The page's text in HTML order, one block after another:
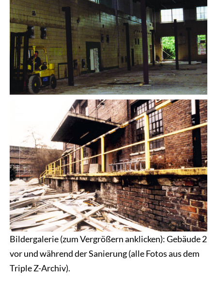
Bildergalerie (zum Vergrößern anklicken): Gebäude 2
vor und während der Sanierung (alle Fotos aus dem
Triple Z-Archiv).